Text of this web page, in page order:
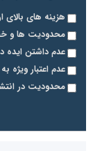
هزینه های بالای
محدودیت ها و
عدم داشتن ایده
عدم اعتبار ویژه
محدودیت در